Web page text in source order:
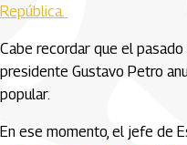
República.
Cabe recordar que el
presidente Gustavo Petro
popular.
En ese momento, el jefe de